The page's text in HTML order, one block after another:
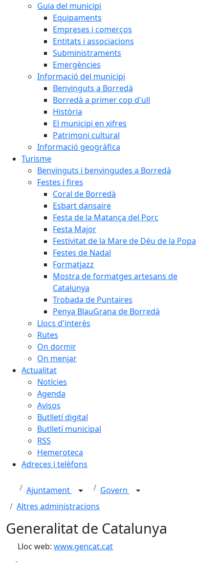
Guia del municipi
Equipaments
Empreses i comerços
Entitats i associacions
Subministraments
Emergències
Informació del municipi
Benvinguts a Borredà
Borredà a primer cop d'ull
Història
El municipi en xifres
Patrimoni cultural
Informació geogràfica
Turisme
Benvinguts i benvingudes a Borredà
Festes i fires
Coral de Borredà
Esbart dansaire
Festa de la Matança del Porc
Festa Major
Festivitat de la Mare de Déu de la Popa
Festes de Nadal
Formatjazz
Mostra de formatges artesans de
Catalunya
Trobada de Puntaires
Penya BlauGrana de Borredà
Llocs d'interès
Rutes
On dormir
On menjar
Actualitat
Notícies
Agenda
Avisos
Butlletí digital
Butlletí municipal
RSS
Hemeroteca
Adreces i telèfons
Ajuntament
Govern
Altres administracions
Generalitat de Catalunya
Lloc web: www.gencat.cat